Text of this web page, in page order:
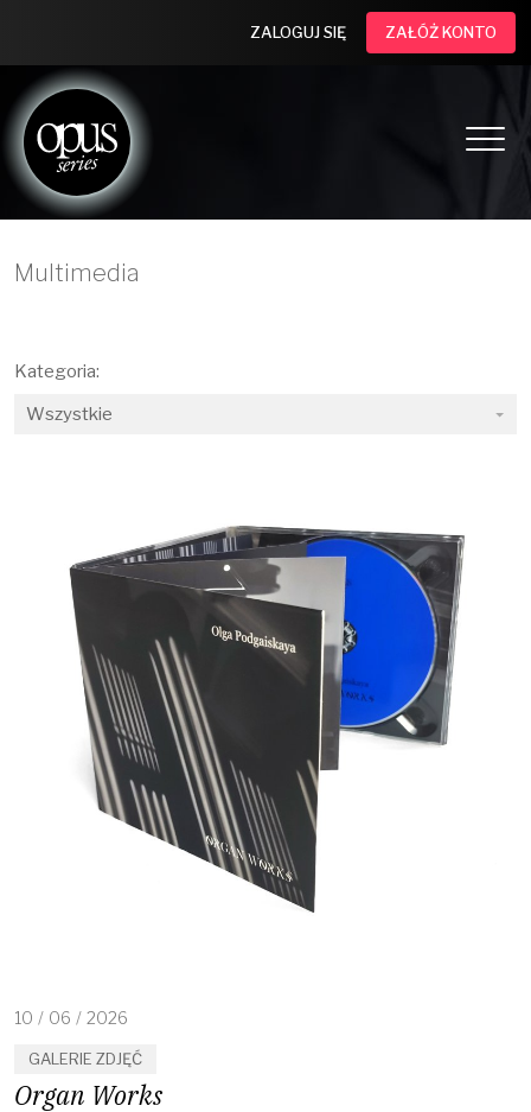
ZALOGUJ SIĘ ZAŁÓŻ KONTO
Multimedia
Kategoria:
10 / 06 / 2026
GALERIE ZDJĘĆ
Organ Works